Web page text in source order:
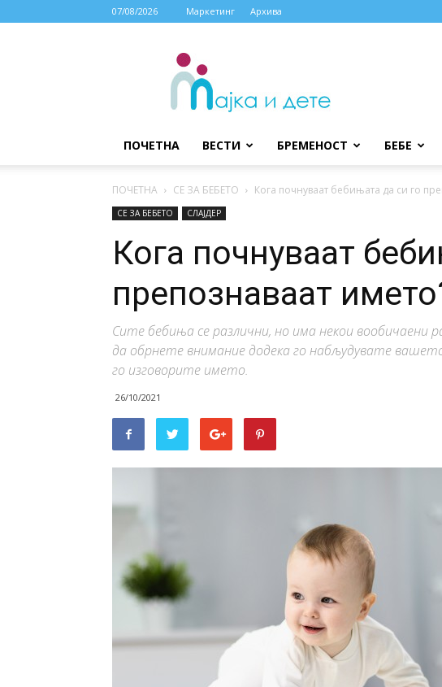
07/08/2026 Маркетинг Архива
МАЈКА
ДЕТЕ
ПОЧЕТНА ВЕСТИ БРЕМЕНОСТ БЕБЕ
ПОЧЕТНА СЕ ЗА БЕБЕТО Кога почнуваат бебињата да си го
СЕ ЗА БЕБЕТО СЛАЈДЕР
Кога почнуваат
препознаваат
Сите бебиња се различни, но има некои
да обрнете внимание додека го набљудувате
го изговорите името.
26/10/2021